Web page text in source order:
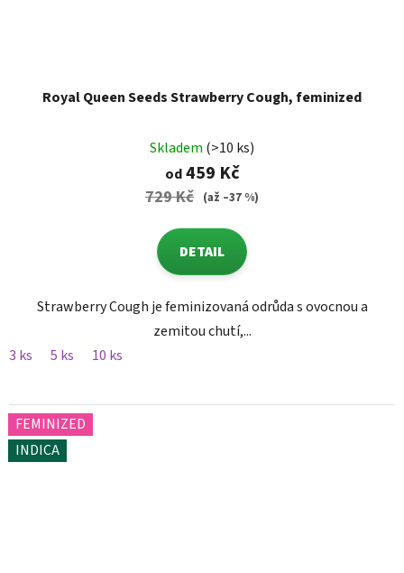
Royal Queen Seeds Strawberry Cough, feminized
Skladem (>10 ks)
od459 Kč
729 Kč (až –37 %)
DETAIL
Strawberry Cough je feminizovaná odrůda s ovocnou a
zemitou chutí,...
3 ks
5 ks 10 ks
FEMINIZED
INDICA